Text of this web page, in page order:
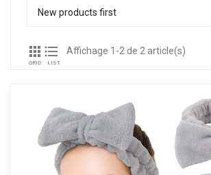
New products first

GRID

LIST
Affichage 1-2 de 2 article(s)